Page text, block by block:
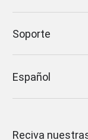
Soporte
Español
Reciva